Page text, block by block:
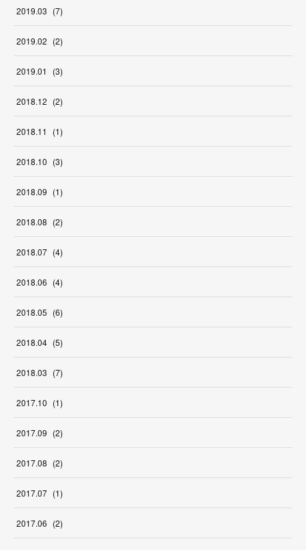
2019.03 (7)
2019.02 (2)
2019.01 (3)
2018.12 (2)
2018.11 (1)
2018.10 (3)
2018.09 (1)
2018.08 (2)
2018.07 (4)
2018.06 (4)
2018.05 (6)
2018.04 (5)
2018.03 (7)
2017.10 (1)
2017.09 (2)
2017.08 (2)
2017.07 (1)
2017.06 (2)